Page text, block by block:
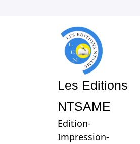
Les Editions
NTSAME
Edition-
Impression-